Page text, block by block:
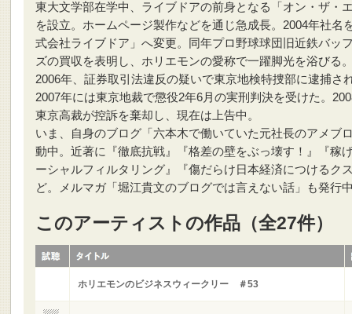
東大文学部在学中、ライブドアの前身となる「オン・ザ・
を設立。ホームページ製作などを通じ急成長。2004年社名
式会社ライブドア」へ変更。同年プロ野球球団旧近鉄バッ
ズの買収を表明し、ホリエモンの愛称で一躍脚光を浴びる
2006年、証券取引法違反の疑いで東京地検特捜部に逮捕さ
2007年には東京地裁で懲役2年6月の実刑判決を受けた。
東京高裁が控訴を棄却し、現在は上告中。
いま、自身のブログ「六本木で働いていた元社長のアメブ
動中。近著に『徹底抗戦』『格差の壁をぶっ壊す！』『稼
ーシャルフィルタリング』『傷だらけ日本経済につけるク
ど。メルマガ「堀江貴文のブログでは言えない話」も発行
このアーティストの作品（全27件）
ホリエモンのビジネスウィークリー ＃53